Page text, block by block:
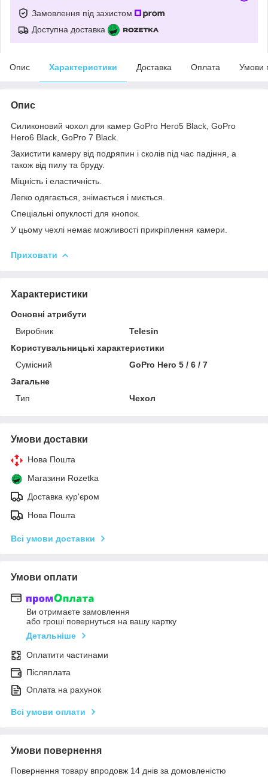
Замовлення під захистом
Доступна доставка
Опис Характеристики Доставка Оплата Умови
Опис
Силиконовий чохол для камер GoPro Hero5 Black, GoPro
Hero6 Black, GoPro 7 Black.
Захистити камеру від подряпин і сколів під час падіння, а
також від пилу та бруду.
Міцність і еластичність.
Легко одягається, знімається і миється.
Спеціальні опуклості для кнопок.
У цьому чехлі немає можливості прикріплення камери.
Приховати
Характеристики
Основні атрибути
Виробник
Telesin
Користувальницькі характеристики
Сумісний
GoPro Hero 5 / 6 / 7
Загальне
Тип
Чехол
Умови доставки
Нова Пошта
Магазини Rozetka
Доставка кур'єром
Нова Пошта
Всі умови доставки
Умови оплати
Ви отримаєте замовлення
або гроші повернуться на вашу картку
Детальніше
Оплатити частинами
Післяплата
Оплата на рахунок
Всі умови оплати
Умови повернення
Повернення товару впродовж 14 днів за домовленістю